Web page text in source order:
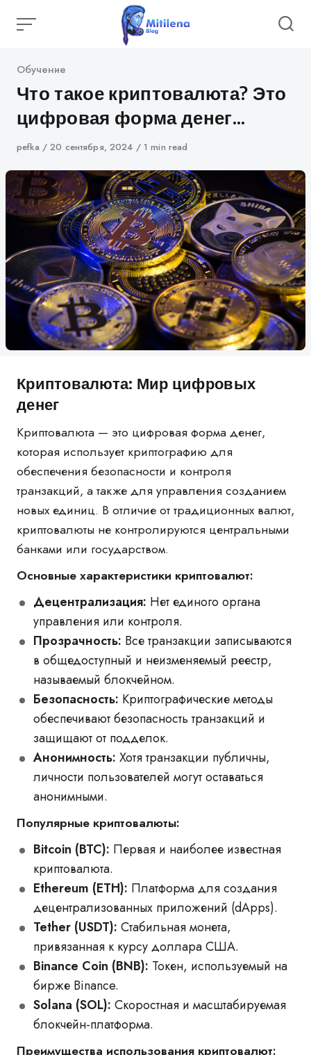
Category
Обучение
Что такое криптовалюта? Это
цифровая форма денег…
Author
pefka
Published
20 сентября, 2024 1 min read
Криптовалюта: Мир цифровых
денег
Криптовалюта — это цифровая форма денег,
которая использует криптографию для
обеспечения безопасности и контроля
транзакций, а также для управления созданием
новых единиц. В отличие от традиционных валют,
криптовалюты не контролируются центральными
банками или государством.
Основные характеристики криптовалют:
Децентрализация: Нет единого органа
управления или контроля.
Прозрачность: Все транзакции записываются
в общедоступный и неизменяемый реестр,
называемый блокчейном.
Безопасность: Криптографические методы
обеспечивают безопасность транзакций и
защищают от подделок.
Анонимность: Хотя транзакции публичны,
личности пользователей могут оставаться
анонимными.
Популярные криптовалюты:
Bitcoin (BTC): Первая и наиболее известная
криптовалюта.
Ethereum (ETH): Платформа для создания
децентрализованных приложений (dApps).
Tether (USDT): Стабильная монета,
привязанная к курсу доллара США.
Binance Coin (BNB): Токен, используемый на
бирже Binance.
Solana (SOL): Скоростная и масштабируемая
блокчейн-платформа.
Преимущества использования криптовалют: